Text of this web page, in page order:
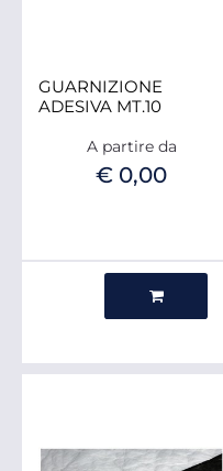
GUARNIZIONE
ADESIVA MT.10
A partire da
€ 0,00